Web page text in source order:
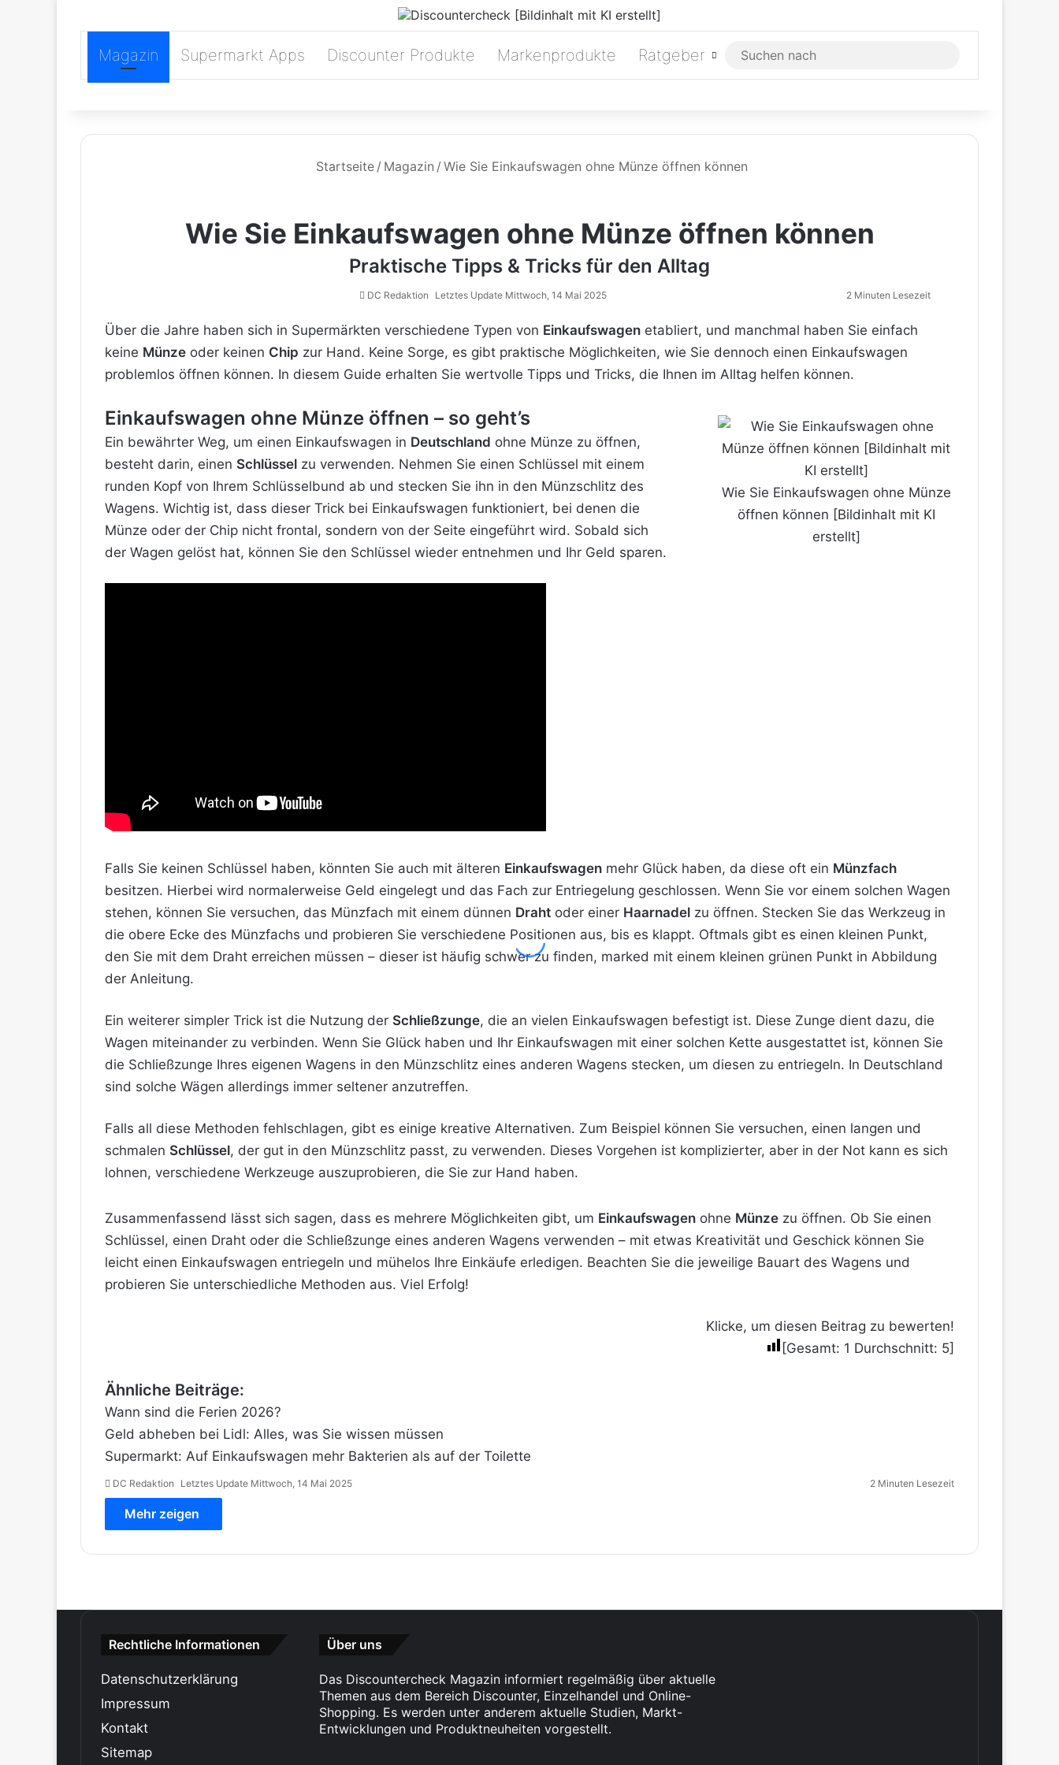
Magazin Supermarkt Apps Discounter Produkte Markenprodukte Ratgeber
nach
Startseite / Magazin / Wie Sie Einkaufswagen ohne Münze öffnen können
Wie Sie Einkaufswagen ohne Münze öffnen können
Praktische Tipps & Tricks für den Alltag
DC Redaktion Letztes Update Mittwoch, 14 Mai 2025 2 Minuten Lesezeit
Über die Jahre haben sich in Supermärkten verschiedene Typen von Einkaufswagen etabliert, und manchmal haben Sie einfach
keine Münze oder keinen Chip zur Hand. Keine Sorge, es gibt praktische Möglichkeiten, wie Sie dennoch einen Einkaufswagen
problemlos öffnen können. In diesem Guide erhalten Sie wertvolle Tipps und Tricks, die Ihnen im Alltag helfen können.
Wie Sie Einkaufswagen ohne Münze
öffnen können [Bildinhalt mit KI
erstellt]
Einkaufswagen ohne Münze öffnen – so geht’s
Ein bewährter Weg, um einen Einkaufswagen in Deutschland ohne Münze zu öffnen,
besteht darin, einen Schlüssel zu verwenden. Nehmen Sie einen Schlüssel mit einem
runden Kopf von Ihrem Schlüsselbund ab und stecken Sie ihn in den Münzschlitz des
Wagens. Wichtig ist, dass dieser Trick bei Einkaufswagen funktioniert, bei denen die
Münze oder der Chip nicht frontal, sondern von der Seite eingeführt wird. Sobald sich
der Wagen gelöst hat, können Sie den Schlüssel wieder entnehmen und Ihr Geld sparen.
Falls Sie keinen Schlüssel haben, könnten Sie auch mit älteren Einkaufswagen mehr Glück haben, da diese oft ein Münzfach
besitzen. Hierbei wird normalerweise Geld eingelegt und das Fach zur Entriegelung geschlossen. Wenn Sie vor einem solchen Wagen
stehen, können Sie versuchen, das Münzfach mit einem dünnen Draht oder einer Haarnadel zu öffnen. Stecken Sie das Werkzeug in
die obere Ecke des Münzfachs und probieren Sie verschiedene Positionen aus, bis es klappt. Oftmals gibt es einen kleinen Punkt,
den Sie mit dem Draht erreichen müssen – dieser ist häufig schwer zu finden, marked mit einem kleinen grünen Punkt in Abbildung
der Anleitung.
Ein weiterer simpler Trick ist die Nutzung der Schließzunge, die an vielen Einkaufswagen befestigt ist. Diese Zunge dient dazu, die
Wagen miteinander zu verbinden. Wenn Sie Glück haben und Ihr Einkaufswagen mit einer solchen Kette ausgestattet ist, können Sie
die Schließzunge Ihres eigenen Wagens in den Münzschlitz eines anderen Wagens stecken, um diesen zu entriegeln. In Deutschland
sind solche Wägen allerdings immer seltener anzutreffen.
Falls all diese Methoden fehlschlagen, gibt es einige kreative Alternativen. Zum Beispiel können Sie versuchen, einen langen und
schmalen Schlüssel, der gut in den Münzschlitz passt, zu verwenden. Dieses Vorgehen ist komplizierter, aber in der Not kann es sich
lohnen, verschiedene Werkzeuge auszuprobieren, die Sie zur Hand haben.
Zusammenfassend lässt sich sagen, dass es mehrere Möglichkeiten gibt, um Einkaufswagen ohne Münze zu öffnen. Ob Sie einen
Schlüssel, einen Draht oder die Schließzunge eines anderen Wagens verwenden – mit etwas Kreativität und Geschick können Sie
leicht einen Einkaufswagen entriegeln und mühelos Ihre Einkäufe erledigen. Beachten Sie die jeweilige Bauart des Wagens und
probieren Sie unterschiedliche Methoden aus. Viel Erfolg!
Klicke, um diesen Beitrag zu bewerten!
[Gesamt: 1 Durchschnitt: 5]
Ähnliche Beiträge:
Wann sind die Ferien 2026?
Geld abheben bei Lidl: Alles, was Sie wissen müssen
Supermarkt: Auf Einkaufswagen mehr Bakterien als auf der Toilette
DC Redaktion Letztes Update Mittwoch, 14 Mai 2025 2 Minuten Lesezeit
Mehr zeigen
Rechtliche Informationen
Datenschutzerklärung
Impressum
Kontakt
Sitemap
Über uns
Das Discountercheck Magazin informiert regelmäßig über aktuelle
Themen aus dem Bereich Discounter, Einzelhandel und Online-
Shopping. Es werden unter anderem aktuelle Studien, Markt-
Entwicklungen und Produktneuheiten vorgestellt.